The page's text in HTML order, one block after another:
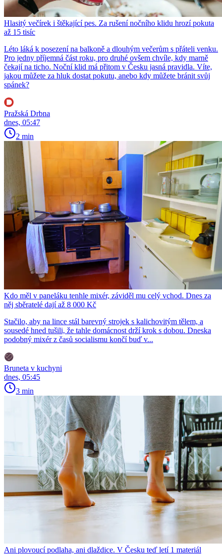
Hlasitý večírek i štěkající pes. Za rušení nočního klidu hrozí pokuta
až 15 tisíc
Léto láká k posezení na balkoně a dlouhým večerům s přáteli venku.
Pro jedny příjemná část roku, pro druhé ovšem chvíle, kdy marně
čekají na ticho. Noční klid má přitom v Česku jasná pravidla. Víte,
jakou můžete za hluk dostat pokutu, anebo kdy můžete bránit svůj
spánek?
Pražská Drbna
dnes, 05:47
2 min
Kdo měl v paneláku tenhle mixér, záviděl mu celý vchod. Dnes za
něj sběratelé dají až 8 000 Kč
Stačilo, aby na lince stál barevný strojek s kalichovitým tělem, a
sousedé hned tušili, že tahle domácnost drží krok s dobou. Dneska
podobný mixér z časů socialismu končí buď v...
Bruneta v kuchyni
dnes, 05:45
3 min
Ani plovoucí podlaha, ani dlaždice. V Česku teď letí 1 materiál